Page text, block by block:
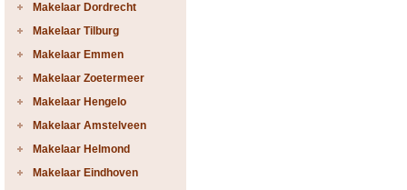
Makelaar Dordrecht
Makelaar Tilburg
Makelaar Emmen
Makelaar Zoetermeer
Makelaar Hengelo
Makelaar Amstelveen
Makelaar Helmond
Makelaar Eindhoven